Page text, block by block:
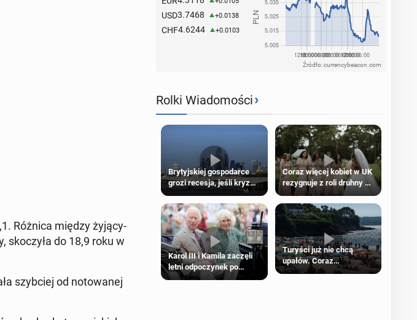
Różnica między ży­ją­cy­
sko­czy­ła do 18,9 roku w
szyb­ciej od no­to­wa­nej
USD3.7468 +0.0138
CHF4.6244 +0.0103
Źródło: currencybeacon.com
Rolki Wiadomości›
Brytyjskiej gospodarce
grozi recesja, jeśli kryzys
na Bliskim Wschodzie się
przedłuży
Coraz więcej kobiet w UK
rezygnuje z roli druhny na
ślubie
Karol III i Kamila zaczęli
letni odpoczynek po
Igrzyskach Wspólnoty w
Turyści już nie chcą
upałów. Coraz
popularniejsze